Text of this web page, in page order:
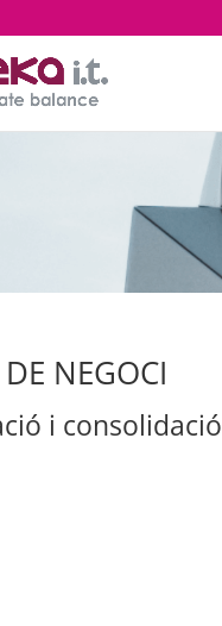
NEGOCI
i consolidació